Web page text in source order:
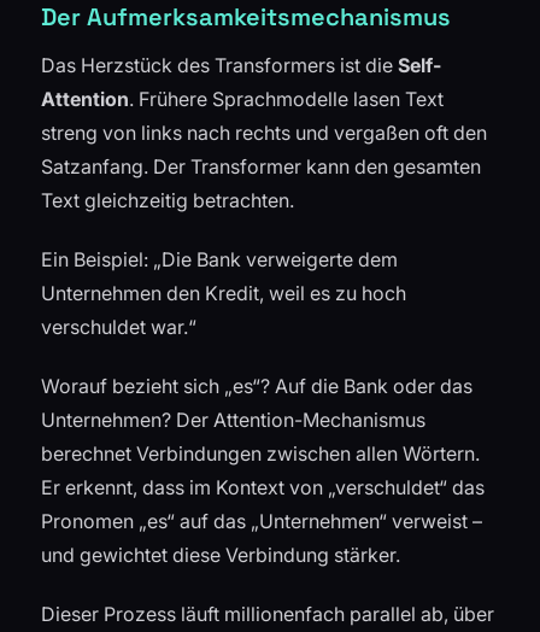
Der Aufmerksamkeitsmechanismus
Das Herzstück des Transformers ist die Self-
Attention. Frühere Sprachmodelle lasen Text
streng von links nach rechts und vergaßen oft den
Satzanfang. Der Transformer kann den gesamten
Text gleichzeitig betrachten.
Ein Beispiel: „Die Bank verweigerte dem
Unternehmen den Kredit, weil es zu hoch
verschuldet war.“
Worauf bezieht sich „es“? Auf die Bank oder das
Unternehmen? Der Attention-Mechanismus
berechnet Verbindungen zwischen allen Wörtern.
Er erkennt, dass im Kontext von „verschuldet“ das
Pronomen „es“ auf das „Unternehmen“ verweist –
und gewichtet diese Verbindung stärker.
Dieser Prozess läuft millionenfach parallel ab, über